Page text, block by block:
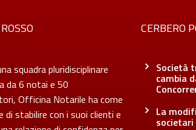
squadra pluridisciplinare
da 6 notai e 50
Officina Notarile ha come
di stabilire con i suoi clienti e
CERBERO
Società
cambia
La
societari